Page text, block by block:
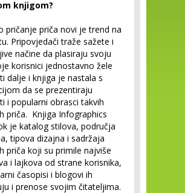
knjigom?
pričanje priča novi je trend na
Pripovjedači traže sažete i
načine da plasiraju svoju
korisnici jednostavno žele
dalje i knjiga je nastala s
da se prezentiraju
i popularni obrasci takvih
priča. Knjiga Infographics
je katalog stilova, područja
tipova dizajna i sadržaja
priča koji su primile najviše
i lajkova od strane korisnika,
časopisi i blogovi ih
i prenose svojim čitateljima.